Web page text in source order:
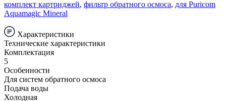
комплект картриджей, фильтр обратного осмоса, для Puricom
Aquamagic Mineral
Характеристики
Технические характеристики
Комплектация
5
Особенности
Для систем обратного осмоса
Подача воды
Холодная